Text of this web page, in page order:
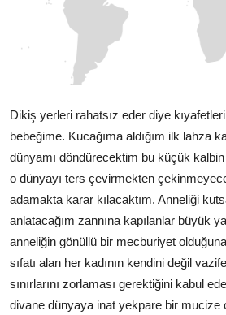
Dikiş yerleri rahatsız eder diye
bebeğime. Kucağıma aldığım ilk lahza
dünyamı döndürecektim bu küçük
o dünyayı ters çevirmekten
adamakta karar kılacaktım. Anneliği
anlatacağım zannına kapılanlar büyük
anneliğin gönüllü bir mecburiyet
sıfatı alan her kadının kendini değil
sınırlarını zorlaması gerektiğini kabul
divane dünyaya inat yekpare bir mucize